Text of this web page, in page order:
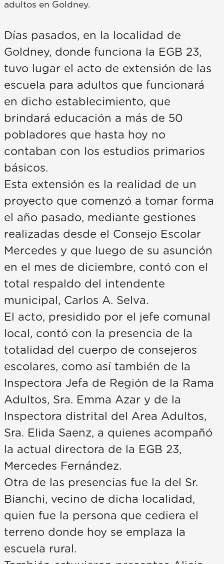
adultos en Goldney.
Días pasados, en la localidad de
Goldney, donde funciona la EGB 23,
tuvo lugar el acto de extensión de las
escuela para adultos que funcionará
en dicho establecimiento, que
brindará educación a más de 50
pobladores que hasta hoy no
contaban con los estudios primarios
básicos.
Esta extensión es la realidad de un
proyecto que comenzó a tomar forma
el año pasado, mediante gestiones
realizadas desde el Consejo Escolar
Mercedes y que luego de su asunción
en el mes de diciembre, contó con el
total respaldo del intendente
municipal, Carlos A. Selva.
El acto, presidido por el jefe comunal
local, contó con la presencia de la
totalidad del cuerpo de consejeros
escolares, como así también de la
Inspectora Jefa de Región de la Rama
Adultos, Sra. Emma Azar y de la
Inspectora distrital del Area Adultos,
Sra. Elida Saenz, a quienes acompañó
la actual directora de la EGB 23,
Mercedes Fernández.
Otra de las presencias fue la del Sr.
Bianchi, vecino de dicha localidad,
quien fue la persona que cediera el
terreno donde hoy se emplaza la
escuela rural.